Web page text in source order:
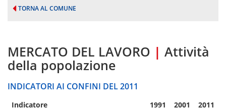
TORNA AL COMUNE
MERCATO DEL LAVORO | Attività
della popolazione
INDICATORI AI CONFINI DEL 2011
Indicatore 1991 2001 2011